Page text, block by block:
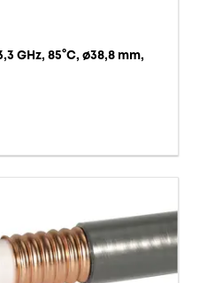
GHz, 85°C, ø38,8 mm,